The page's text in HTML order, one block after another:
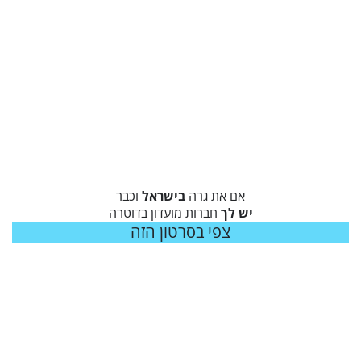
אם את גרה בישראל וכבר
יש לך חברות מועדון בדוטרה
צפי בסרטון הזה